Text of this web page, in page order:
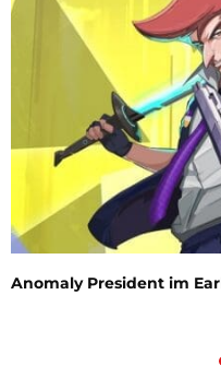
Anomaly President im